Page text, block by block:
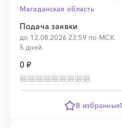
Магаданская область
Подача заявки
до 12.08.2026 23:59 по МСК
5 дней
0 ₽
В избранные